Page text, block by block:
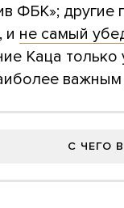
ФБК»; другие
и не самый
Каца
важным
С ЧЕГО